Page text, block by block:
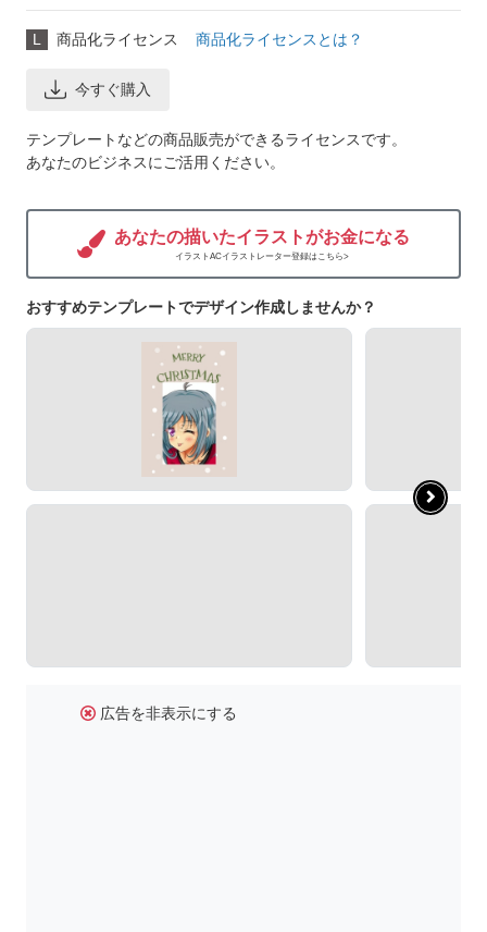
L 商品化ライセンス 商品化ライセンスとは？
今すぐ購入
テンプレートなどの商品販売ができるライセンスです。
あなたのビジネスにご活用ください。
あなたの描いたイラストがお金になる
イラストACイラストレーター登録はこちら>
おすすめテンプレートでデザイン作成しませんか？
広告を非表示にする